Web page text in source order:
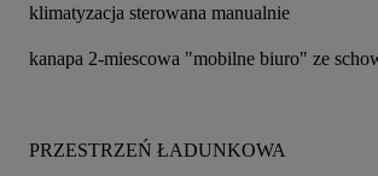
klimatyzacja sterowana manualnie
kanapa 2-miescowa "mobilne biuro" ze
PRZESTRZEŃ ŁADUNKOWA